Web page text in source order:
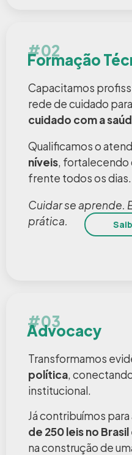
#02
Formação
Capacitamos
rede de cuidado
cuidado com a
Qualificamos o
níveis, fortalecendo
frente todos os dias.
Cuidar se aprende.
prática.
#03
Advocacy
Transformamos
política,
institucional.
Já contribuímos
de 250 leis no Brasil
na construção de